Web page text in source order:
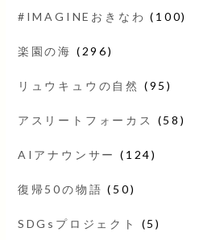
#IMAGINEおきなわ (100)
楽園の海 (296)
リュウキュウの自然 (95)
アスリートフォーカス (58)
AIアナウンサー (124)
復帰50の物語 (50)
SDGsプロジェクト (5)